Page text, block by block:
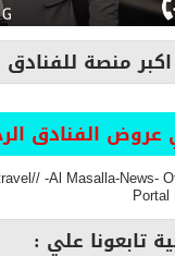
منصة
عروض الفنادق
-Al Masalla-News-
Portal
تابعونا علي :